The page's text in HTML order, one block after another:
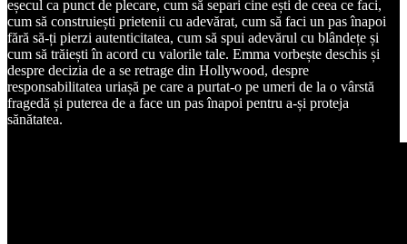
eșecul ca punct de plecare, cum să separi cine ești de ceea ce faci,
cum să construiești prietenii cu adevărat, cum să faci un pas înapoi
fără să-ți pierzi autenticitatea, cum să spui adevărul cu blândețe și
cum să trăiești în acord cu valorile tale. Emma vorbește deschis și
despre decizia de a se retrage din Hollywood, despre
responsabilitatea uriașă pe care a purtat-o pe umeri de la o vârstă
fragedă și puterea de a face un pas înapoi pentru a-și proteja
sănătatea.